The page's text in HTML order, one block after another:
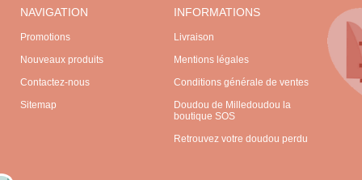
NAVIGATION
Promotions
Nouveaux produits
Contactez-nous
Sitemap
INFORMATIONS
Livraison
Mentions légales
Conditions générale de ventes
Doudou de Milledoudou la
boutique SOS
Retrouvez votre doudou perdu